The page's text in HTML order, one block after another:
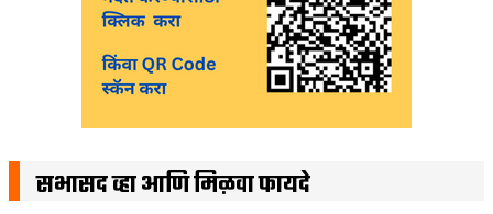
सभासद व्हा आणि मिळवा फायदे